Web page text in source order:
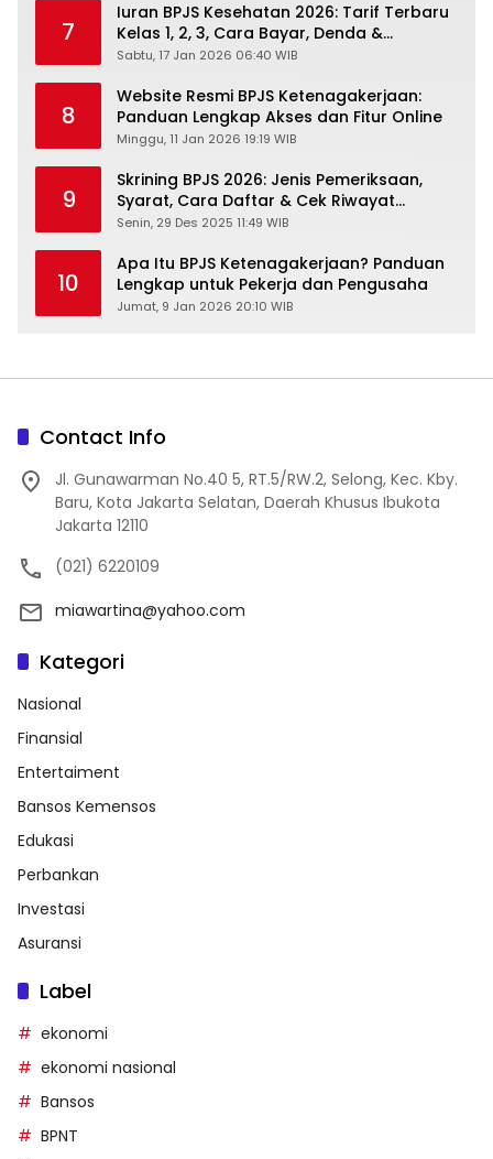
7
Iuran BPJS Kesehatan 2026: Tarif Terbaru
Kelas 1, 2, 3, Cara Bayar, Denda &
Panduan Lengkap Peserta JKN-KIS
Sabtu, 17 Jan 2026 06:40 WIB
8
Website Resmi BPJS Ketenagakerjaan:
Panduan Lengkap Akses dan Fitur Online
Minggu, 11 Jan 2026 19:19 WIB
9
Skrining BPJS 2026: Jenis Pemeriksaan,
Syarat, Cara Daftar & Cek Riwayat
Kesehatan Gratis
Senin, 29 Des 2025 11:49 WIB
10
Apa Itu BPJS Ketenagakerjaan? Panduan
Lengkap untuk Pekerja dan Pengusaha
Jumat, 9 Jan 2026 20:10 WIB
Contact Info
Jl. Gunawarman No.40 5, RT.5/RW.2, Selong, Kec. Kby.
Baru, Kota Jakarta Selatan, Daerah Khusus Ibukota
Jakarta 12110
(021) 6220109
miawartina@yahoo.com
Kategori
Nasional
Finansial
Entertaiment
Bansos Kemensos
Edukasi
Perbankan
Investasi
Asuransi
Label
ekonomi
ekonomi nasional
Bansos
BPNT